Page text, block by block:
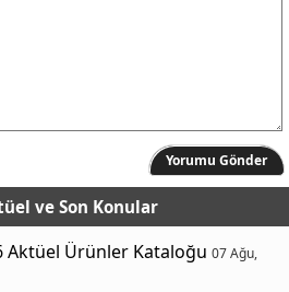
Yorumu Gönder
ve Son Konular
Aktüel Ürünler Kataloğu 07 Ağu,